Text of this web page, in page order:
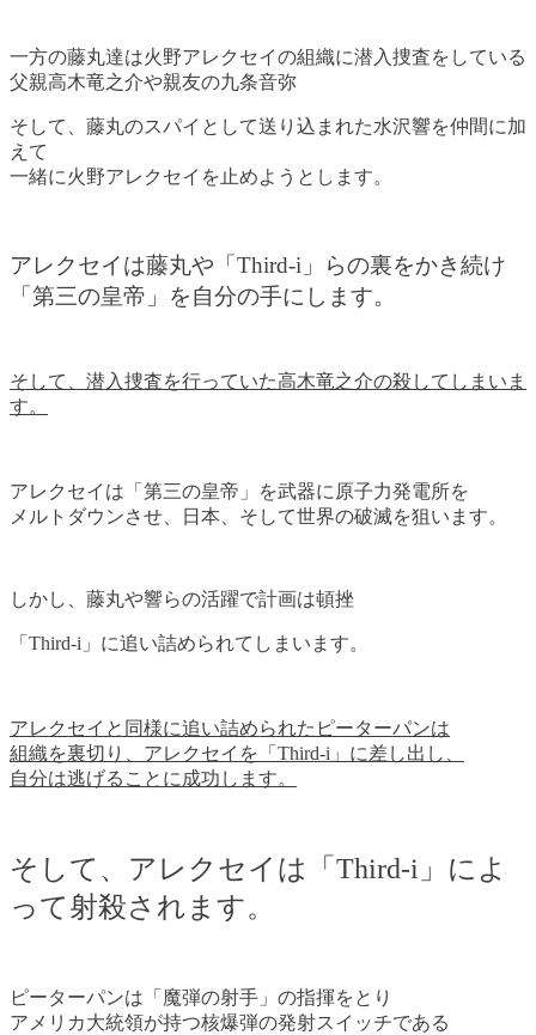
一方の藤丸達は火野アレクセイの組織に潜入捜査をしている
父親高木竜之介や親友の九条音弥
そして、藤丸のスパイとして送り込まれた水沢響を仲間に加
えて
一緒に火野アレクセイを止めようとします。
アレクセイは藤丸や「Third-i」らの裏をかき続け
「第三の皇帝」を自分の手にします。
そして、潜入捜査を行っていた高木竜之介の殺してしまいま
す。
アレクセイは「第三の皇帝」を武器に原子力発電所を
メルトダウンさせ、日本、そして世界の破滅を狙います。
しかし、藤丸や響らの活躍で計画は頓挫
「Third-i」に追い詰められてしまいます。
アレクセイと同様に追い詰められたピーターパンは
組織を裏切り、アレクセイを「Third-i」に差し出し、
自分は逃げることに成功します。
そして、アレクセイは「Third-i」によ
って射殺されます。
ピーターパンは「魔弾の射手」の指揮をとり
アメリカ大統領が持つ核爆弾の発射スイッチである